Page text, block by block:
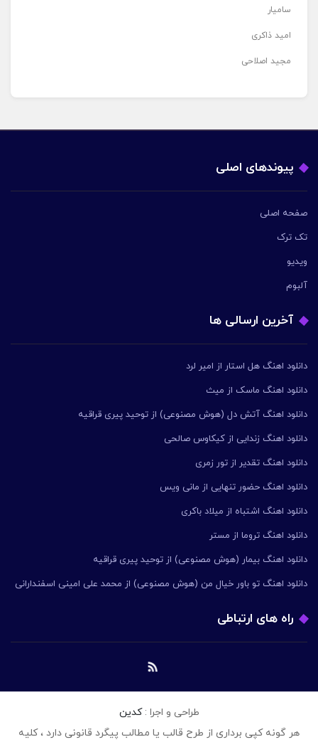
سامیار
امید ذاکری
مجید اصلاحی
پیوندهای اصلی
صفحه اصلی
تک ترک
ویدیو
آلبوم
آخرین ارسالی ها
دانلود اهنگ هل استار از امیر لرد
دانلود اهنگ ماسک از میث
دانلود اهنگ آتش دل (هوش مصنوعی) از توحید پیری قراقیه
دانلود اهنگ زندایی از کیکاوس صالحی
دانلود اهنگ تقدیر از تور زمری
دانلود اهنگ حضور تنهایی از مانی ویس
دانلود اهنگ اشتباه از میلاد باکری
دانلود اهنگ تروما از مستر
دانلود اهنگ بیمار (هوش مصنوعی) از توحید پیری قراقیه
دانلود اهنگ تو باور خیال من (هوش مصنوعی) از محمد علی امینی اسفندارانی
راه های ارتباطی
طراحی و اجرا :کدین
هر گونه کپی برداری از طرح قالب یا مطالب پیگرد قانونی دارد ، کلیه